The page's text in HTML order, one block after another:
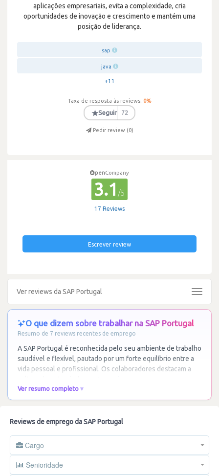
aplicações empresariais, evita a complexidade, cria
oportunidades de inovação e crescimento e mantém uma
posição de liderança.
sap
java
+11
Taxa de resposta às reviews: 0%
★Seguir 72
Pedir review (0)
penCompany
3.1 /5
17 Reviews
Escrever review
Ver reviews da SAP Portugal
Toggle
O que dizem sobre trabalhar na SAP Portugal
Resumo de 7 reviews recentes de emprego
A SAP Portugal é reconhecida pelo seu ambiente de trabalho
saudável e flexível, pautado por um forte equilíbrio entre a
vida pessoal e profissional. Os colaboradores destacam a
Ver resumo completo
Reviews de emprego da SAP Portugal
Cargo
Senioridade